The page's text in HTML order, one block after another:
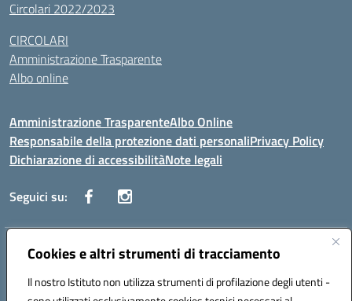
Cookies e altri strumenti di tracciamento
Il nostro Istituto non utilizza strumenti di profilazione degli utenti -
Circolari 2022/2023
CIRCOLARI
Amministrazione Trasparente
Albo online
Amministrazione TrasparenteAlbo Online
Responsabile della protezione dati personaliPrivacy Policy
Dichiarazione di accessibilitàNote legali
Seguici su:
Indirizzo:Corso Vittorio Emanuele, 27 90133 - Palermo
Posta elettronica certificata (PEC):pais03600r@pec.istruzione.it